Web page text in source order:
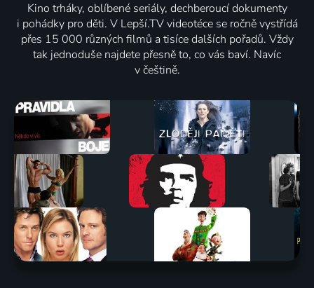
Kino trháky, oblíbené seriály, dechberoucí dokumenty
i pohádky pro děti. V Lepší.TV videotéce se ročně vystřídá
přes 15 000 různých filmů a tisíce dalších pořadů. Vždy
tak jednoduše najdete přesně to, co vás baví. Navíc
v češtině.